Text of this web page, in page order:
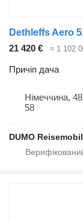
Dethleffs Aero
21 420 €
≈ 1 102
Причіп дача
Німеччина, 48249 Dümo Caravans
58
DUMO